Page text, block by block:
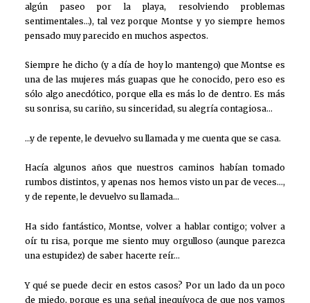
algún paseo por la playa, resolviendo problemas
sentimentales…), tal vez porque Montse y yo siempre hemos
pensado muy parecido en muchos aspectos.
Siempre he dicho (y a día de hoy lo mantengo) que Montse es
una de las mujeres más guapas que he conocido, pero eso es
sólo algo anecdótico, porque ella es más lo de dentro. Es más
su sonrisa, su cariño, su sinceridad, su alegría contagiosa…
…y de repente, le devuelvo su llamada y me cuenta que se casa.
Hacía algunos años que nuestros caminos habían tomado
rumbos distintos, y apenas nos hemos visto un par de veces…,
y de repente, le devuelvo su llamada…
Ha sido fantástico, Montse, volver a hablar contigo; volver a
oír tu risa, porque me siento muy orgulloso (aunque parezca
una estupidez) de saber hacerte reír…
Y qué se puede decir en estos casos? Por un lado da un poco
de miedo, porque es una señal inequívoca de que nos vamos